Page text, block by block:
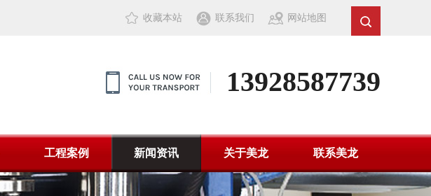
收藏本站 联系我们 网站地图
13928587739
工程案例 新闻资讯 关于美龙 联系美龙